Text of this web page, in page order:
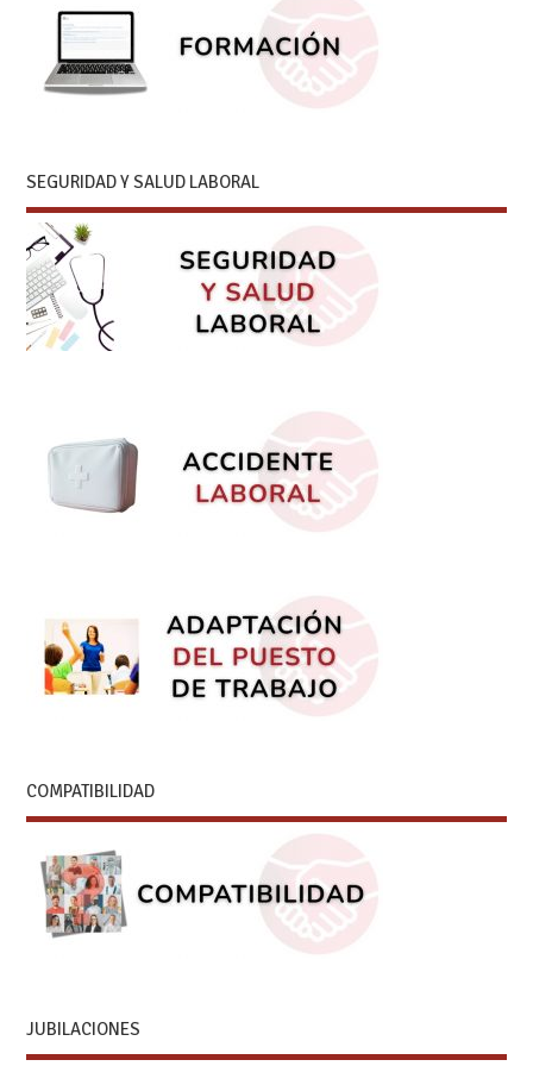
SEGURIDAD Y SALUD LABORAL
COMPATIBILIDAD
JUBILACIONES